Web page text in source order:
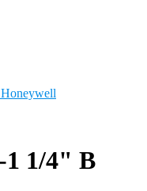
1 1/4" B